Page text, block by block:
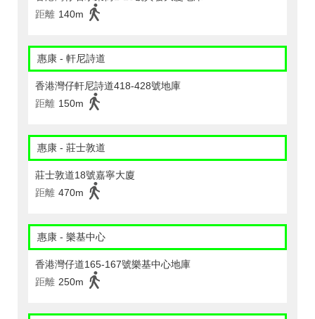
距離 140m
惠康 - 軒尼詩道
香港灣仔軒尼詩道418-428號地庫
距離 150m
惠康 - 莊士敦道
莊士敦道18號嘉寧大廈
距離 470m
惠康 - 樂基中心
香港灣仔道165-167號樂基中心地庫
距離 250m